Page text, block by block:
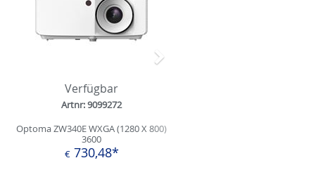
Verfügbar
Artnr: 9099272
Optoma ZW340E WXGA (1280 X 800)
3600
€730,48*
Nächstes